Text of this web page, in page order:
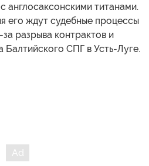
англосаксонскими титанами.
его ждут судебные процессы
за разрыва контрактов и
Балтийского СПГ в Усть-Луге.